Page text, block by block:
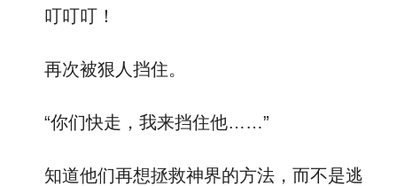
叮叮叮！
再次被狠人挡住。
“你们快走，我来挡住他……”
知道他们再想拯救神界的方法，而不是逃